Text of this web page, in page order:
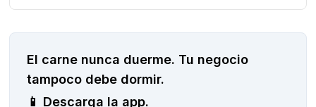
El carne nunca duerme. Tu negocio
tampoco debe dormir.
📱 Descarga la app.